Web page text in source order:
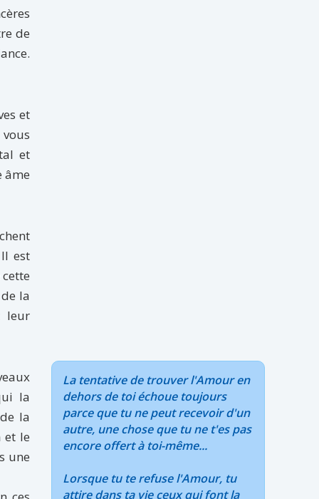
de
et
et
âme
est
la
leur
la
la
et le
une
La tentative de trouver l'Amour en
dehors de toi échoue toujours
parce que tu ne peut recevoir d'un
autre, une chose que tu ne t'es pas
encore offert à toi-même...
Lorsque tu te refuse l'Amour, tu
attire dans ta vie ceux qui font la